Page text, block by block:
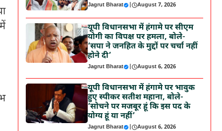
Jagrut Bharat | August 7, 2026
यूपी विधानसभा में हंगामे पर सीएम
योगी का विपक्ष पर हमला, बोले-
‘सपा ने जनहित के मुद्दों पर चर्चा नहीं
होने दी’
Jagrut Bharat | August 6, 2026
यूपी विधानसभा में हंगामे पर भावुक
हुए स्पीकर सतीश महाना, बोले-
‘सोचने पर मजबूर हूं कि इस पद के
योग्य हूं या नहीं’
Jagrut Bharat | August 6, 2026